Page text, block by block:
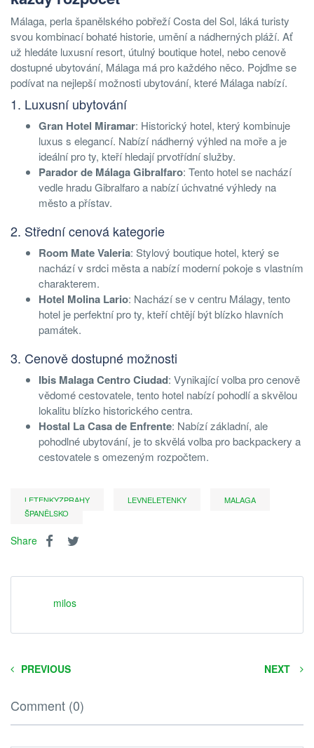
Málaga, perla španělského pobřeží Costa del Sol, láká turisty
svou kombinací bohaté historie, umění a nádherných pláží. Ať
už hledáte luxusní resort, útulný boutique hotel, nebo cenově
dostupné ubytování, Málaga má pro každého něco. Pojďme se
podívat na nejlepší možnosti ubytování, které Málaga nabízí.
1. Luxusní ubytování
Gran Hotel Miramar: Historický hotel, který kombinuje
luxus s elegancí. Nabízí nádherný výhled na moře a je
ideální pro ty, kteří hledají prvotřídní služby.
Parador de Málaga Gibralfaro: Tento hotel se nachází
vedle hradu Gibralfaro a nabízí úchvatné výhledy na
město a přístav.
2. Střední cenová kategorie
Room Mate Valeria: Stylový boutique hotel, který se
nachází v srdci města a nabízí moderní pokoje s vlastním
charakterem.
Hotel Molina Lario: Nachází se v centru Málagy, tento
hotel je perfektní pro ty, kteří chtějí být blízko hlavních
památek.
3. Cenově dostupné možnosti
Ibis Malaga Centro Ciudad: Vynikající volba pro cenově
vědomé cestovatele, tento hotel nabízí pohodlí a skvělou
lokalitu blízko historického centra.
Hostal La Casa de Enfrente: Nabízí základní, ale
pohodlné ubytování, je to skvělá volba pro backpackery a
cestovatele s omezeným rozpočtem.
LETENKYZPRAHY LEVNELETENKY
MALAGA
ŠPANĚLSKO
Share
milos
PREVIOUS NEXT
Comment (0)